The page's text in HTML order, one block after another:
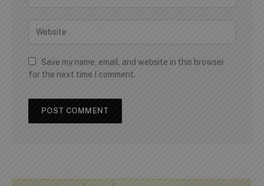
Save my name, email, and website in this browser
for the next time I comment.